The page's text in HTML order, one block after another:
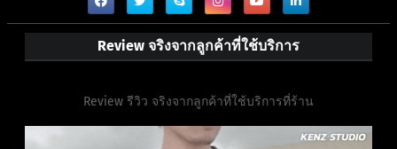
Review จริงจากลูกค้าที่ใช้บริการ
Review รีวิว จริงจากลูกค้าที่ใช้บริการที่ร้าน